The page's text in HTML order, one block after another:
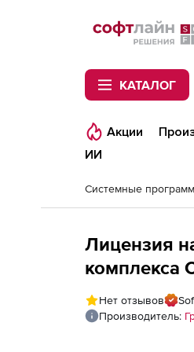
Softline
КАТАЛОГ
Акции
ИИ
Системные
Лицензия
комплекса
Linux
с
Нет отзывов
Производитель: